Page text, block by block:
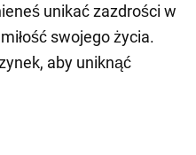
unikać zazdrości w
swojego życia.
aby uniknąć